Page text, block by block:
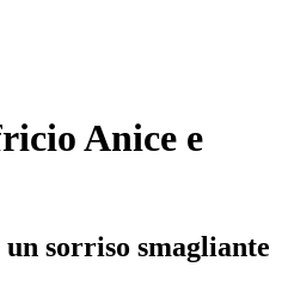
Anice e
sorriso smagliante